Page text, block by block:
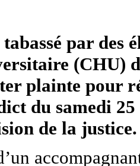
par des
(CHU)
plainte pour
du samedi
de la justice.